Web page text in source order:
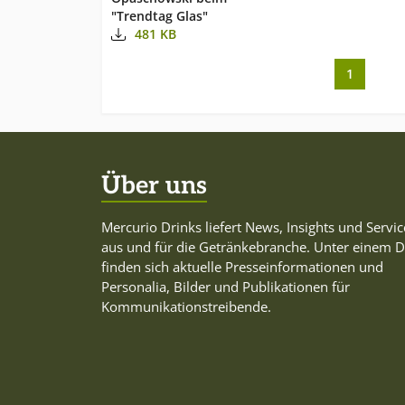
"Trendtag Glas"
481 KB
1
Über uns
Mercurio Drinks liefert News, Insights und
aus und für die Getränkebranche. Unter einem
finden sich aktuelle Presseinformationen und
Personalia, Bilder und Publikationen für
Kommunikationstreibende.